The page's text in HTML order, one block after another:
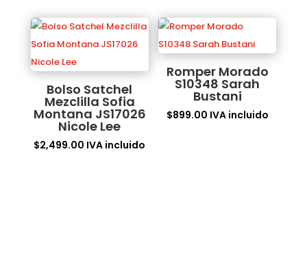
Bolso Satchel
Mezclilla Sofia
Montana JS17026
Nicole Lee
$2,499.00 IVA incluido
Romper Morado
S10348 Sarah
Bustani
$899.00 IVA incluido